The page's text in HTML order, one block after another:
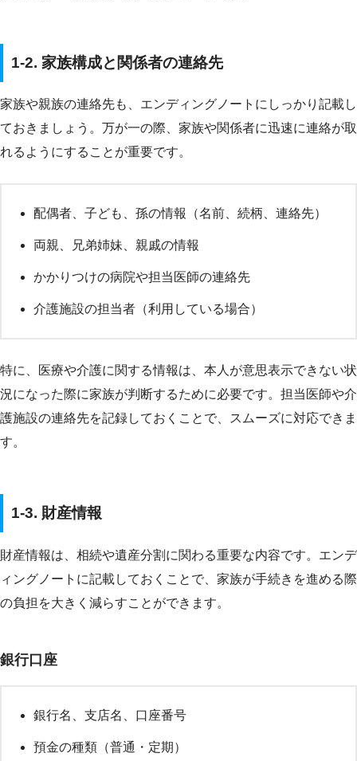
1-2. 家族構成と関係者の連絡先
家族や親族の連絡先も、エンディングノートにしっかり記載し
ておきましょう。万が一の際、家族や関係者に迅速に連絡が取
れるようにすることが重要です。
配偶者、子ども、孫の情報（名前、続柄、連絡先）
両親、兄弟姉妹、親戚の情報
かかりつけの病院や担当医師の連絡先
介護施設の担当者（利用している場合）
特に、医療や介護に関する情報は、本人が意思表示できない状
況になった際に家族が判断するために必要です。担当医師や介
護施設の連絡先を記録しておくことで、スムーズに対応できま
す。
1-3. 財産情報
財産情報は、相続や遺産分割に関わる重要な内容です。エンデ
ィングノートに記載しておくことで、家族が手続きを進める際
の負担を大きく減らすことができます。
銀行口座
銀行名、支店名、口座番号
預金の種類（普通・定期）